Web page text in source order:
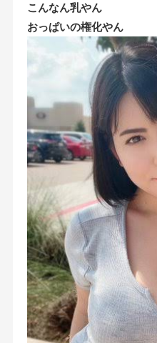
こんなん乳やん
おっぱいの権化やん